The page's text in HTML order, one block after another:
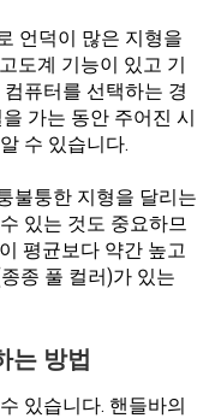
언덕이 많은 지형을
도계 기능이 있고 기
퓨터를 선택하는 경
가는 동안 주어진 시
수 있습니다.
불퉁한 지형을 달리는
있는 것도 중요하므
평균보다 약간 높고
종 풀 컬러)가 있는
는 방법
있습니다. 핸들바의